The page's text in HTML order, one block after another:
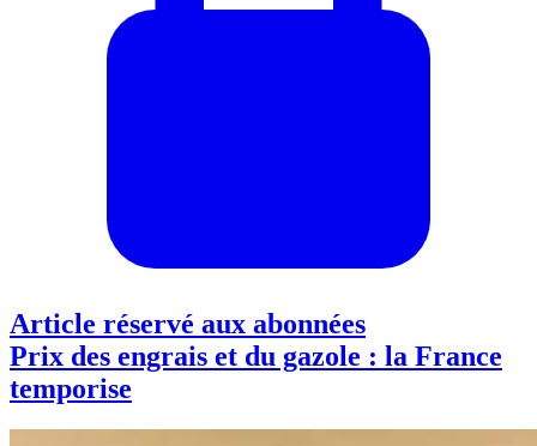
Article réservé aux abonnées
Prix des engrais et du gazole : la France
temporise